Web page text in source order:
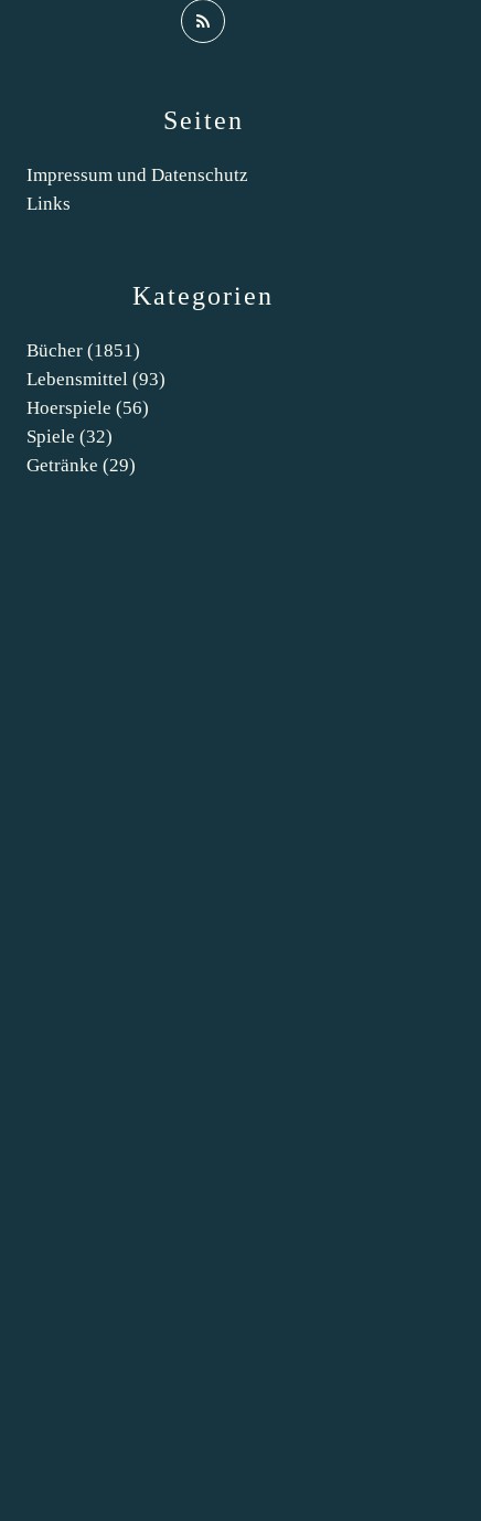
Kategorien
Bücher (1851)
Lebensmittel (93)
Hoerspiele (56)
Spiele (32)
Getränke (29)
Seiten
Impressum und Datenschutz
Links